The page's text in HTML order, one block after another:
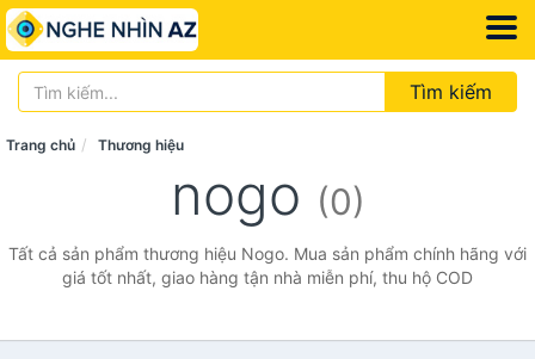
Tìm kiếm
Trang chủ Thương hiệu
nogo (0)
Tất cả sản phẩm thương hiệu Nogo. Mua sản phẩm chính hãng với
giá tốt nhất, giao hàng tận nhà miễn phí, thu hộ COD